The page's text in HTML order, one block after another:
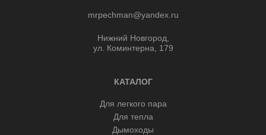
mrpechman@yandex.ru
Нижний Новгород,
ул. Коминтерна, 179
КАТАЛОГ
Для легкого пара
Для тепла
Дымоходы